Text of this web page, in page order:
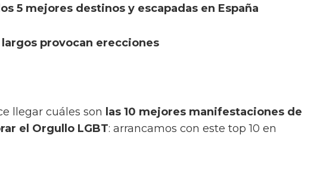
5 mejores destinos y escapadas en España
provocan erecciones
llegar cuáles son las 10 mejores manifestaciones de
el Orgullo LGBT: arrancamos con este top 10 en